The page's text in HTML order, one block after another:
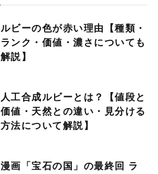
ルビーの色が赤い理由【種類・
ランク・価値・濃さについても
解説】
人工合成ルビーとは？【値段と
価値・天然との違い・見分ける
方法について解説】
漫画「宝石の国」の最終回 ラ